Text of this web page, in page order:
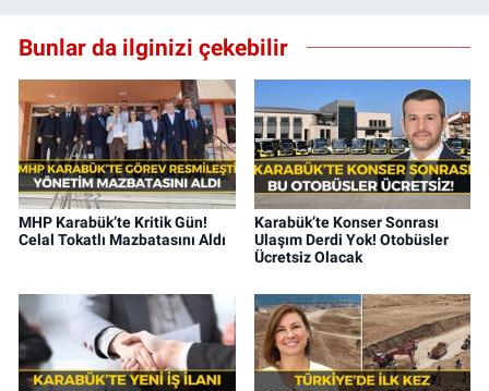
Bunlar da ilginizi çekebilir
MHP Karabük’te Kritik Gün!
Celal Tokatlı Mazbatasını Aldı
Karabük’te Konser Sonrası
Ulaşım Derdi Yok! Otobüsler
Ücretsiz Olacak